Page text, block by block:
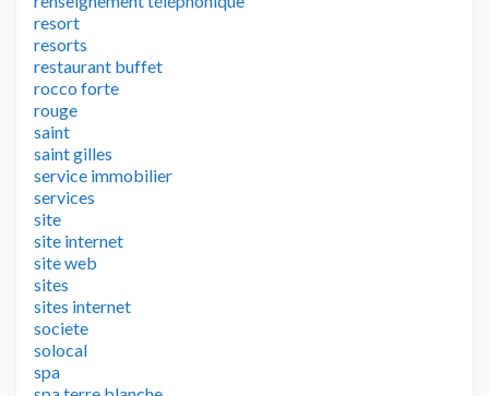
resort
resorts
restaurant buffet
rocco forte
rouge
saint
saint gilles
service immobilier
services
site
site internet
site web
sites
sites internet
societe
solocal
spa